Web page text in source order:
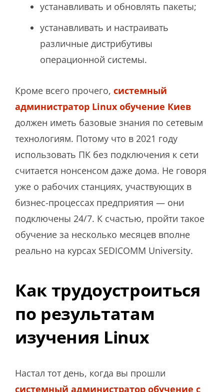
устанавливать и обновлять пакеты;
устанавливать и настраивать
различные дистрибутивы
операционной системы.
Кроме всего прочего, системный
администратор Linux обучение Киев
должен иметь базовые знания по сетевым
технологиям. Потому что в 2021 году
использовать ПК без подключения к сети
считается нонсенсом даже дома. Не говоря
уже о рабочих станциях, участвующих в
бизнес-процессах предприятия — они
подключены 24/7. К счастью, пройти такое
обучение за несколько месяцев вполне
реально на курсах SEDICOMM University.
Как трудоустроиться
по результатам
изучения Linux
Настал тот день, когда вы прошли
системный администратор обучение с